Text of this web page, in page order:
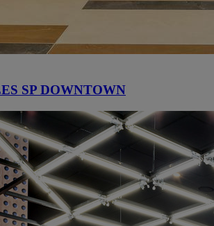
SP DOWNTOWN